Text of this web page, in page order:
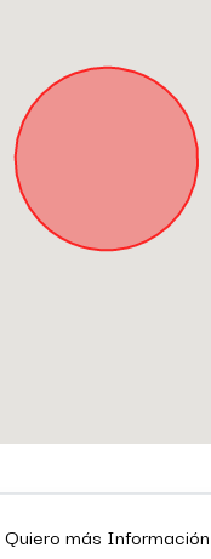
Quiero más Información